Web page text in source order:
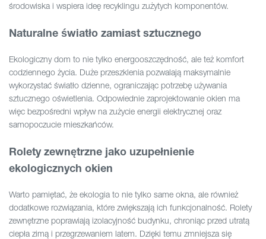
środowiska i wspiera ideę recyklingu zużytych komponentów.
Naturalne światło zamiast sztucznego
Ekologiczny dom to nie tylko energooszczędność, ale też komfort
codziennego życia. Duże przeszklenia pozwalają maksymalnie
wykorzystać światło dzienne, ograniczając potrzebę używania
sztucznego oświetlenia. Odpowiednie zaprojektowanie okien ma
więc bezpośredni wpływ na zużycie energii elektrycznej oraz
samopoczucie mieszkańców.
Rolety zewnętrzne jako uzupełnienie
ekologicznych okien
Warto pamiętać, że ekologia to nie tylko same okna, ale również
dodatkowe rozwiązania, które zwiększają ich funkcjonalność. Rolety
zewnętrzne poprawiają izolacyjność budynku, chroniąc przed utratą
ciepła zimą i przegrzewaniem latem. Dzięki temu zmniejsza się